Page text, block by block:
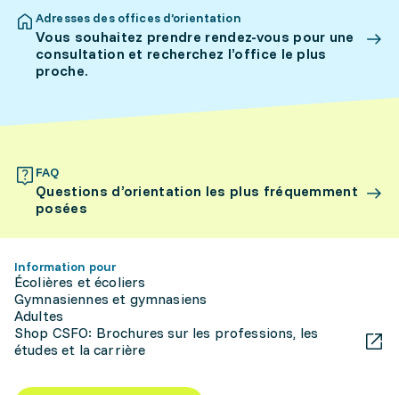
Adresses des offices d’orientation
Vous souhaitez prendre rendez-vous pour une
consultation et recherchez l’office le plus
proche.
FAQ
Questions d’orientation les plus fréquemment
posées
Information pour
Écolières et écoliers
Gymnasiennes et gymnasiens
Adultes
Shop CSFO: Brochures sur les professions, les
études et la carrière